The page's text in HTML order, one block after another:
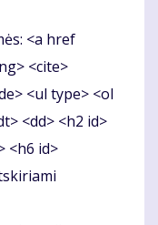
<a href
<cite>
<ul type> <ol
<dd> <h2 id>
<h6 id>